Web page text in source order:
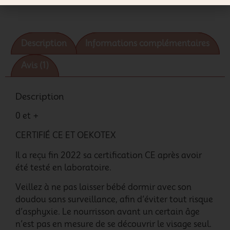
Description
0 et +
CERTIFIÉ CE ET OEKOTEX
Il a reçu fin 2022 sa certification CE après avoir
été testé en laboratoire.
Veillez à ne pas laisser bébé dormir avec son
doudou sans surveillance, afin d’éviter tout risque
d’asphyxie. Le nourrisson avant un certain âge
n’est pas en mesure de se découvrir le visage seul.